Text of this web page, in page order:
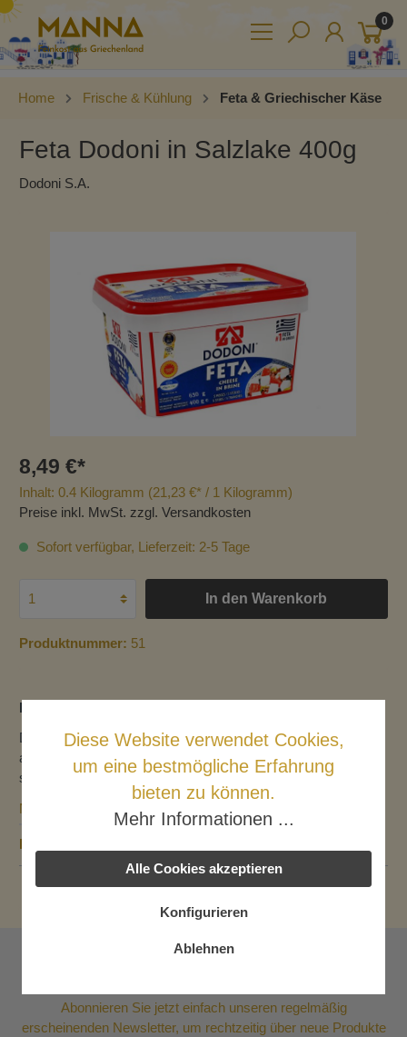
0
Home Frische & Kühlung Feta & Griechischer Käse
Feta Dodoni in Salzlake 400g
Dodoni S.A.
8,49 €*
Inhalt: 0.4 Kilogramm (21,23 €* / 1 Kilogramm)
Preise inkl. MwSt. zzgl. Versandkosten
Sofort verfügbar, Lieferzeit: 2-5 Tage
In den Warenkorb
Produktnummer: 51
Beschreibung
Der original griechische Feta-Käse wird aus einer Mischung
aus Schafs- und Ziegenmilch hergestellt. Er überzeugt durch
sein…
Mehr
Nährwerte
Bewertungen
Abonnieren Sie jetzt einfach unseren regelmäßig
erscheinenden Newsletter, um rechtzeitig über neue Produkte
Diese Website verwendet Cookies,
um eine bestmögliche Erfahrung
bieten zu können.
Mehr Informationen ...
Alle Cookies akzeptieren
Konfigurieren
Ablehnen